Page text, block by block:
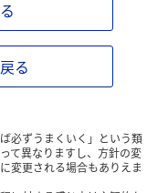
る
必ずうまくいく」という類
て異なりますし、方針の変
変更される場合もありえま